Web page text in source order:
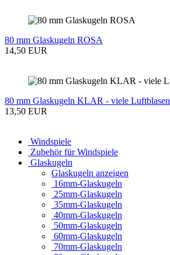
80 mm Glaskugeln ROSA
14,50 EUR
80 mm Glaskugeln KLAR - viele Luftblasen
13,50 EUR
Windspiele
Zubehör für Windspiele
Glaskugeln
Glaskugeln anzeigen
16mm-Glaskugeln
25mm-Glaskugeln
35mm-Glaskugeln
40mm-Glaskugeln
50mm-Glaskugeln
60mm-Glaskugeln
70mm-Glaskugeln